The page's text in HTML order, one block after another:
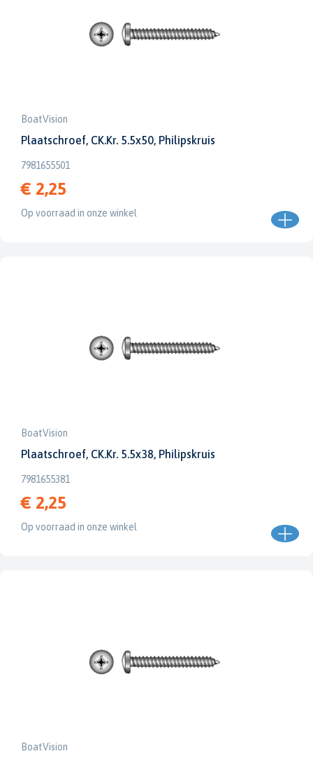
BoatVision
Plaatschroef, CK.Kr. 5.5x50, Philipskruis
7981655501
€ 2,25
Op voorraad in onze winkel
BoatVision
Plaatschroef, CK.Kr. 5.5x38, Philipskruis
7981655381
€ 2,25
Op voorraad in onze winkel
BoatVision